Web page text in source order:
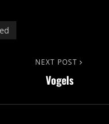
NEXT POST
Vogels